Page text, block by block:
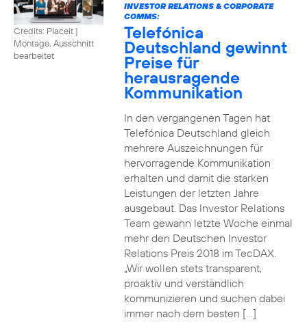
Credits: Placeit |
Montage, Ausschnitt
bearbeitet
INVESTOR RELATIONS & CORPORATE
COMMS:
Telefónica
Deutschland gewinnt
Preise für
herausragende
Kommunikation
In den vergangenen Tagen hat
Telefónica Deutschland gleich
mehrere Auszeichnungen für
hervorragende Kommunikation
erhalten und damit die starken
Leistungen der letzten Jahre
ausgebaut. Das Investor Relations
Team gewann letzte Woche einmal
mehr den Deutschen Investor
Relations Preis 2018 im TecDAX.
„Wir wollen stets transparent,
proaktiv und verständlich
kommunizieren und suchen dabei
immer nach dem besten […]